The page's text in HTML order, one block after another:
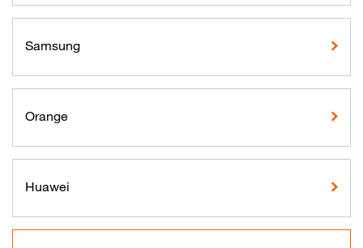
Samsung
Orange
Huawei